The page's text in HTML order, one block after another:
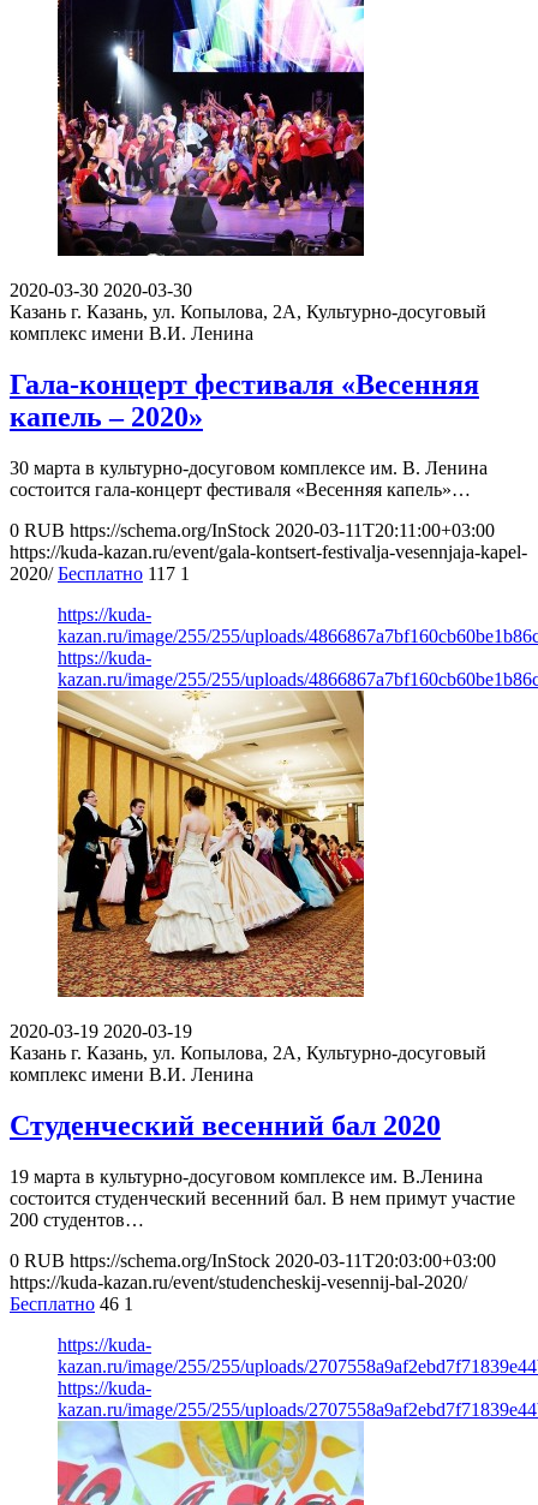
2020-03-30 2020-03-30
Казань г. Казань, ул. Копылова, 2А, Культурно-досуговый
комплекс имени В.И. Ленина
Гала-концерт фестиваля «Весенняя
капель – 2020»
30 марта в культурно-досуговом комплексе им. В. Ленина
состоится гала-концерт фестиваля «Весенняя капель»…
0 RUB https://schema.org/InStock 2020-03-11T20:11:00+03:00
https://kuda-kazan.ru/event/gala-kontsert-festivalja-vesennjaja-kapel-
2020/ Бесплатно 117 1
https://kuda-
kazan.ru/image/255/255/uploads/
https://kuda-
kazan.ru/image/255/255/uploads/
2020-03-19 2020-03-19
Казань г. Казань, ул. Копылова, 2А, Культурно-досуговый
комплекс имени В.И. Ленина
Студенческий весенний бал 2020
19 марта в культурно-досуговом комплексе им. В.Ленина
состоится студенческий весенний бал. В нем примут участие
200 студентов…
0 RUB https://schema.org/InStock 2020-03-11T20:03:00+03:00
https://kuda-kazan.ru/event/studencheskij-vesennij-bal-2020/
Бесплатно 46 1
https://kuda-
kazan.ru/image/255/255/uploads/
https://kuda-
kazan.ru/image/255/255/uploads/